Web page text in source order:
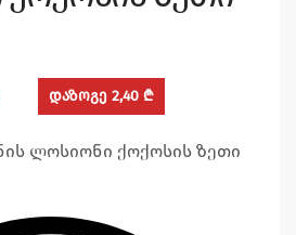
დაზოგე 2,40 ₾
ლოსიონი ქოქოსის ზეთი